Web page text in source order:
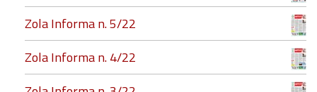
Zola Informa n. 5/22
Zola Informa n. 4/22